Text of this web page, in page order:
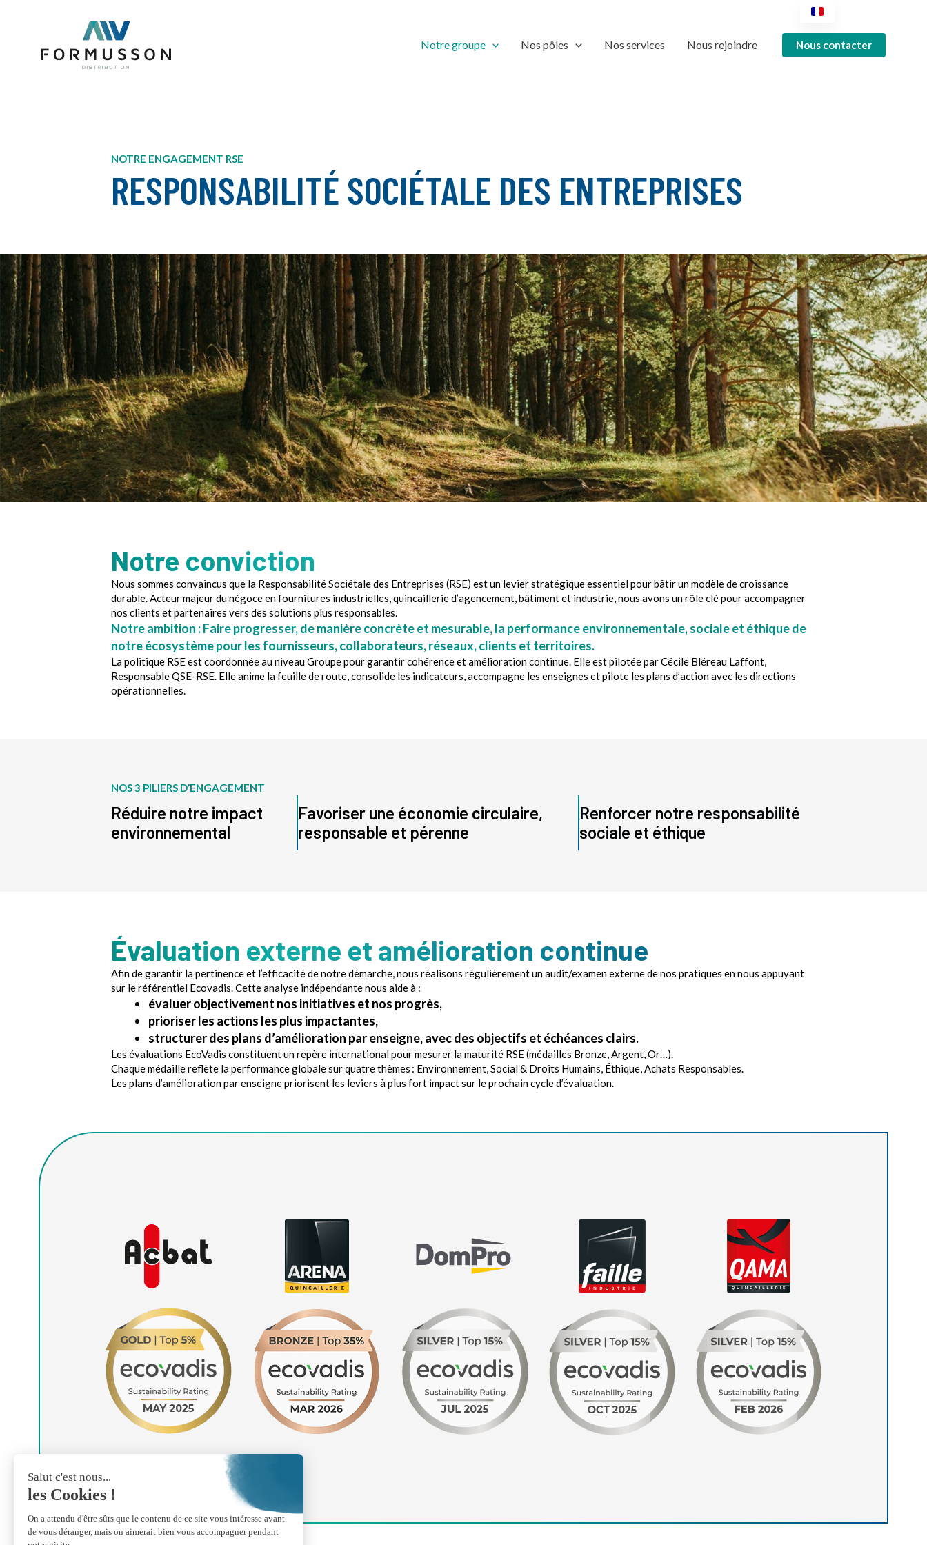
Notre groupe Nos pôles Nos services Nous rejoindre Nous contacter
NOTRE ENGAGEMENT RSE
RESPONSABILITÉ SOCIÉTALE DES ENTREPRISES
Notre conviction
Nous sommes convaincus que la Responsabilité Sociétale des Entreprises (RSE) est un levier stratégique essentiel pour bâtir un modèle de croissance
durable. Acteur majeur du négoce en fournitures industrielles, quincaillerie d’agencement, bâtiment et industrie, nous avons un rôle clé pour accompagner
nos clients et partenaires vers des solutions plus responsables.
Notre ambition : Faire progresser, de manière concrète et mesurable, la performance environnementale, sociale et éthique de
notre écosystème pour les fournisseurs, collaborateurs, réseaux, clients et territoires.
La politique RSE est coordonnée au niveau Groupe pour garantir cohérence et amélioration continue. Elle est pilotée par Cécile Bléreau Laffont,
Responsable QSE-RSE. Elle anime la feuille de route, consolide les indicateurs, accompagne les enseignes et pilote les plans d’action avec les directions
opérationnelles.
NOS 3 PILIERS D’ENGAGEMENT
Réduire notre impact
environnemental
Favoriser une économie circulaire,
responsable et pérenne
Renforcer notre responsabilité
sociale et éthique
Évaluation externe et amélioration continue
Afin de garantir la pertinence et l’efficacité de notre démarche, nous réalisons régulièrement un audit/examen externe de nos pratiques en nous appuyant
sur le référentiel Ecovadis. Cette analyse indépendante nous aide à :
évaluer objectivement nos initiatives et nos progrès,
prioriser les actions les plus impactantes,
structurer des plans d’amélioration par enseigne, avec des objectifs et échéances clairs.
Les évaluations EcoVadis constituent un repère international pour mesurer la maturité RSE (médailles Bronze, Argent, Or…).
Chaque médaille reflète la performance globale sur quatre thèmes : Environnement, Social & Droits Humains, Éthique, Achats Responsables.
Les plans d’amélioration par enseigne priorisent les leviers à plus fort impact sur le prochain cycle d’évaluation.